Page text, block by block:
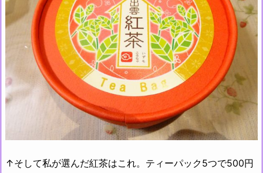
↑そして私が選んだ紅茶はこれ。ティーパック5つで500円